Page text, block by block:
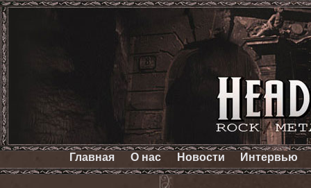
Главная О нас Новости Интервью